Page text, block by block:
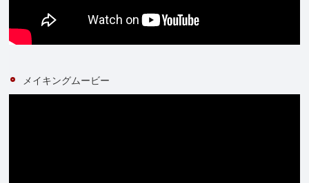
メイキングムービー